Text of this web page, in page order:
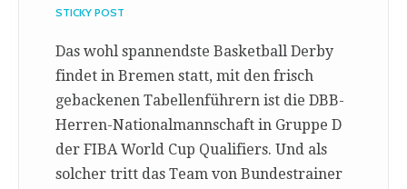
STICKY POST
Das wohl spannendste Basketball Derby
findet in Bremen statt, mit den frisch
gebackenen Tabellenführern ist die DBB-
Herren-Nationalmannschaft in Gruppe D
der FIBA World Cup Qualifiers. Und als
solcher tritt das Team von Bundestrainer